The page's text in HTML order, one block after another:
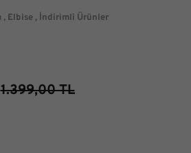
, Elbise , İndirimli Ürünler
1.399,00 TL